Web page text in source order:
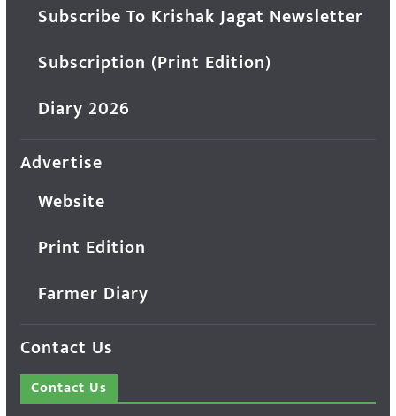
Subscribe To Krishak Jagat Newsletter
Subscription (Print Edition)
Diary 2026
Advertise
Website
Print Edition
Farmer Diary
Contact Us
Contact Us